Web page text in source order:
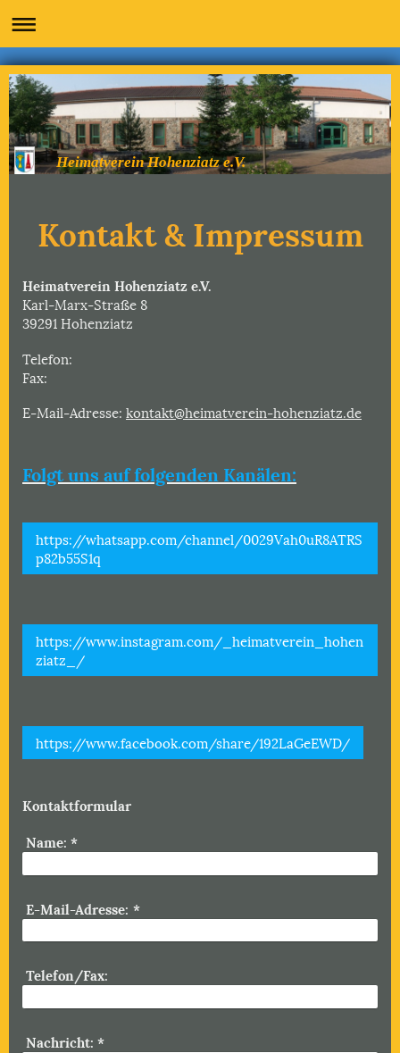
Heimatverein Hohenziatz e.V.
Kontakt & Impressum
Heimatverein Hohenziatz e.V.
Karl-Marx-Straße 8
39291Hohenziatz
Telefon:
Fax:
E-Mail-Adresse: kontakt@heimatverein-hohenziatz.de
Folgt uns auf folgenden Kanälen:
https://whatsapp.com/channel/0029Vah0uR8ATRS
p82b55S1q
https://www.instagram.com/_heimatverein_hohen
ziatz_/
https://www.facebook.com/share/192LaGeEWD/
Kontaktformular
Name: *
E-Mail-Adresse: *
Telefon/Fax:
Nachricht: *